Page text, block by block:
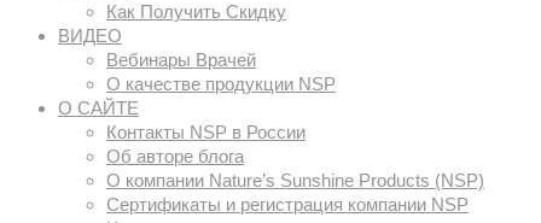
Как Получить Скидку
ВИДЕО
Вебинары Врачей
О качестве продукции NSP
О САЙТЕ
Контакты NSP в России
Об авторе блога
О компании Nature’s Sunshine Products (NSP)
Сертификаты и регистрация компании NSP